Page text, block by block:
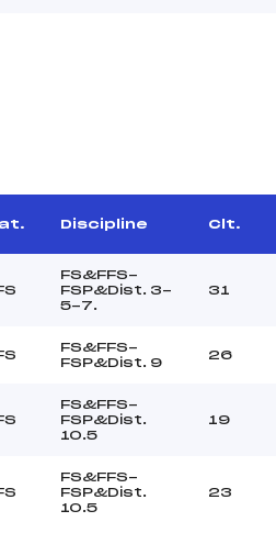
Discipline Clt.
FS&FFS-
FSP&Dist. 3-
5-7.
31
FS&FFS-
FSP&Dist. 9
26
FS&FFS-
FSP&Dist.
10.5
19
FS&FFS-
FSP&Dist.
10.5
23